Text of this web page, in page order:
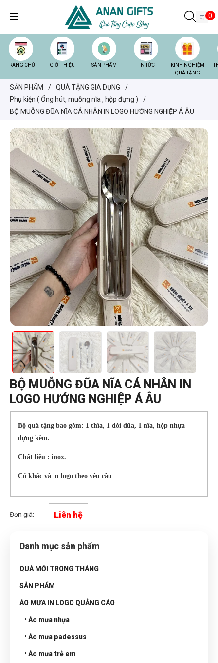
0
TRANG CHỦ GIỚI THIỆU SẢN PHẨM TIN TỨC
KINH NGHIỆM
QUÀ TẶNG
SẢN PHẨM / QUÀ TẶNG GIA DỤNG
/
Phụ kiện ( Ống hút, muỗng nĩa , hộp đựng )
/
BỘ MUỖNG ĐŨA NĨA CÁ NHÂN IN LOGO HƯỚNG NGHIỆP Á ÂU
BỘ MUỖNG ĐŨA NĨA CÁ NHÂN IN
LOGO HƯỚNG NGHIỆP Á ÂU
Bộ quà tặng bao gồm: 1 thìa, 1 đôi đũa, 1 nĩa, hộp nhựa
đựng kèm.
Chất liệu : inox.
Có khác và in logo theo yêu cầu
Đơn giá: Liên hệ
Danh mục sản phẩm
QUÀ MỚI TRONG THÁNG
SẢN PHẨM
ÁO MƯA IN LOGO QUẢNG CÁO
• Áo mưa nhựa
• Áo mưa padessus
• Áo mưa trẻ em